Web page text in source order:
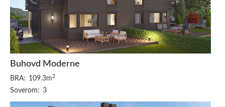
Buhovd Moderne
BRA: 109.3m 2
Soverom: 3